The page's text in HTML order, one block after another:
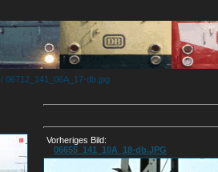
/ 06712_141_06A_17-db.jpg
Vorheriges Bild:
06655_141_10A_18-db.JPG